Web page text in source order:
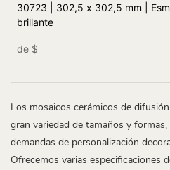
30723 | 302,5 x 302,5 mm |
brillante
de $
Los mosaicos cerámicos de
gran variedad de tamaños y
demandas de personalización
Ofrecemos varias especificaciones